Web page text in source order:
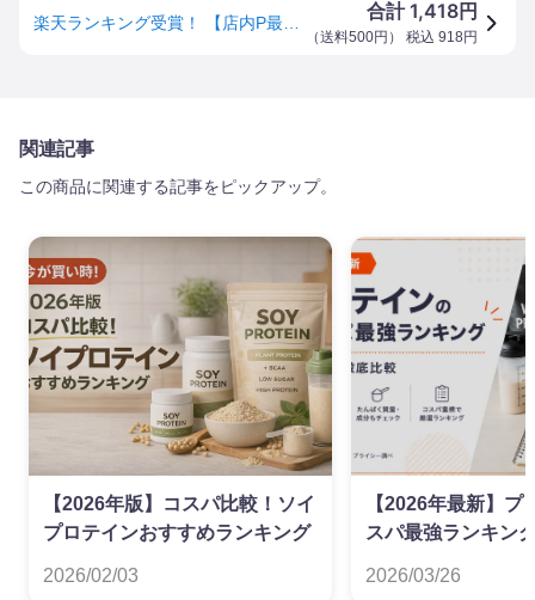
合計1,418円
（送料500円 ） 税込 918 円
関連記事
この商品に関連する記事をピックアップ。
【2026年版】コスパ比較！ソイ
プロテインおすすめランキング
2026/02/03
【2026年最新】プ
スパ最強ランキン
2026/03/26